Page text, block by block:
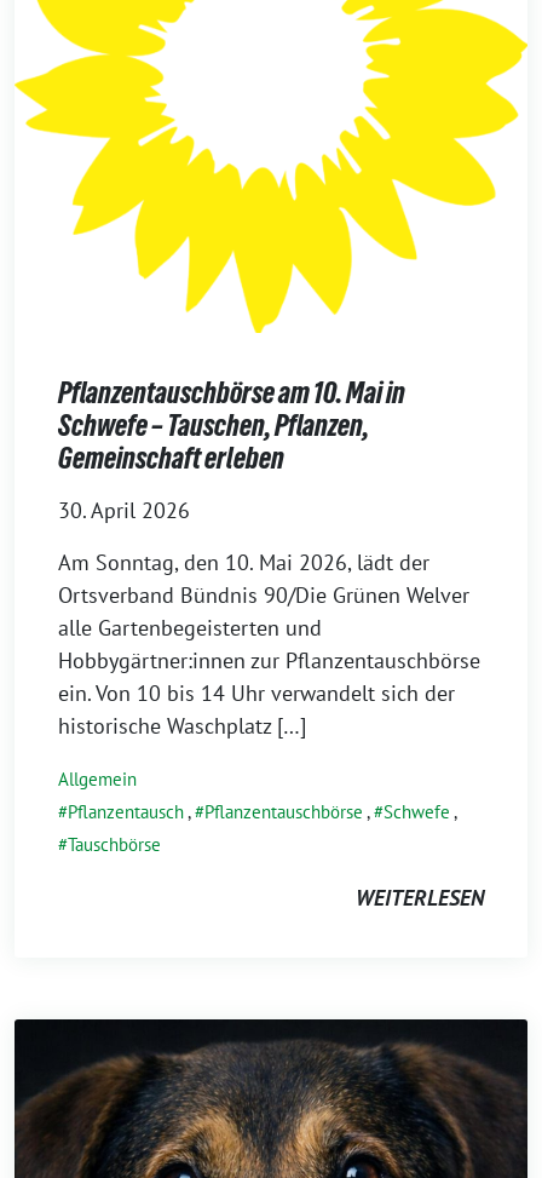
Pflanzentauschbörse am 10. Mai in
Schwefe – Tauschen, Pflanzen,
Gemeinschaft erleben
30. April 2026
Am Sonntag, den 10. Mai 2026, lädt der
Ortsverband Bündnis 90/Die Grünen Welver
alle Gartenbegeisterten und
Hobbygärtner:innen zur Pflanzentauschbörse
ein. Von 10 bis 14 Uhr verwandelt sich der
historische Waschplatz […]
Allgemein
Pflanzentausch, Pflanzentauschbörse , Schwefe ,
Tauschbörse
WEITERLESEN